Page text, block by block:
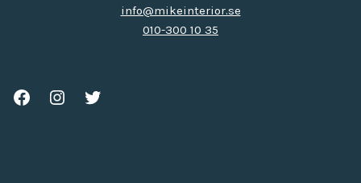
info@mikeinterior.se
010-300 10 35